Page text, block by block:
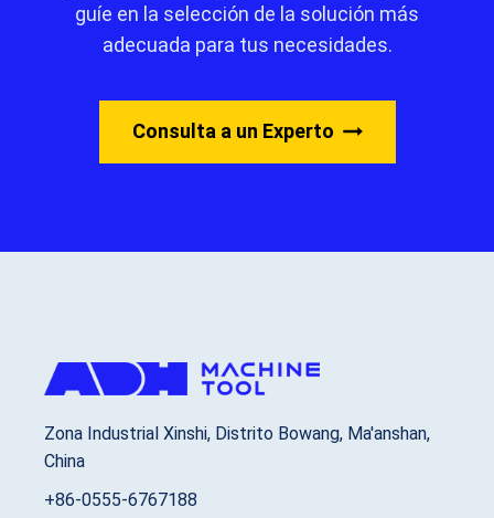
guíe en la selección de la solución más
adecuada para tus necesidades.
Consulta a un Experto
Zona Industrial Xinshi, Distrito Bowang, Ma'anshan,
China
+86-0555-6767188